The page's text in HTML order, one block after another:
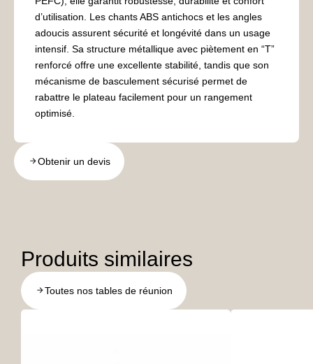
d’utilisation. Les chants ABS antichocs et les angles
adoucis assurent sécurité et longévité dans un usage
intensif. Sa structure métallique avec piètement en “T”
renforcé offre une excellente stabilité, tandis que son
mécanisme de basculement sécurisé permet de
rabattre le plateau facilement pour un rangement
optimisé.
Obtenir un devis
Produits similaires
Toutes nos tables de réunion